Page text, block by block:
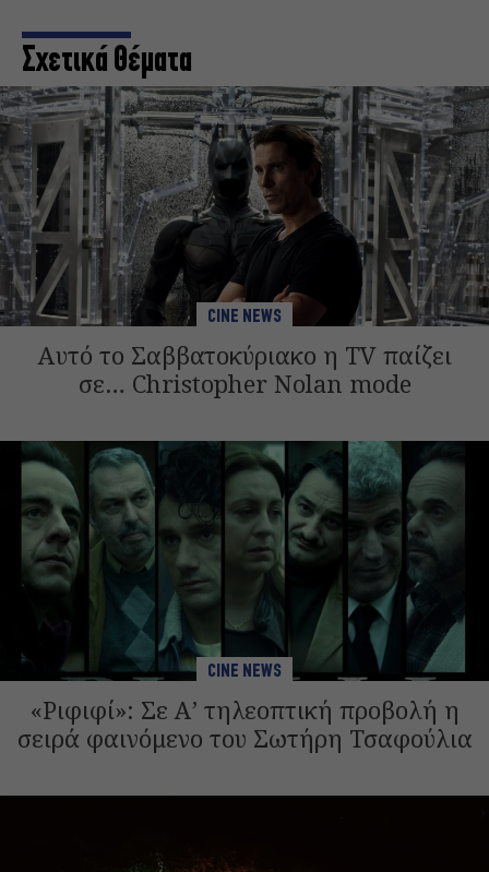
Σχετικά Θέματα
CINE NEWS
Αυτό το Σαββατοκύριακο η TV παίζει
σε… Christopher Nolan mode
CINE NEWS
«Ριφιφί»: Σε Α’ τηλεοπτική προβολή η
σειρά φαινόμενο του Σωτήρη Τσαφούλια